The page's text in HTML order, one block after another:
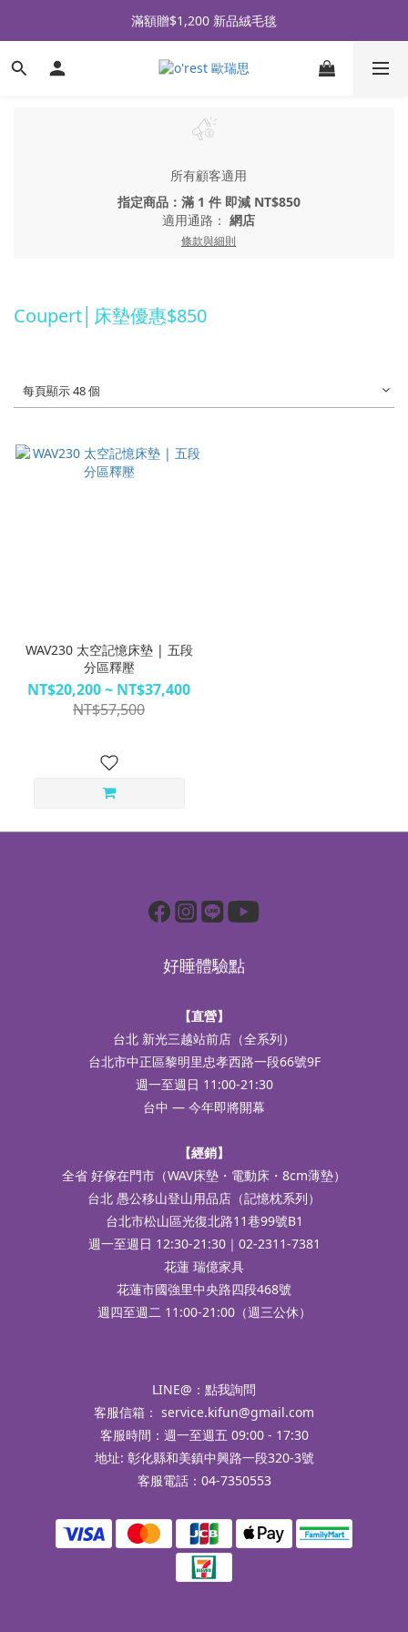
全品牌滿 $990免運｜會員買即贈〈 購物金 〉
滿額贈$1,200 新品絨毛毯
全品牌滿 $990免運｜會員買即贈〈 購物金 〉
所有顧客適用
指定商品：滿 1 件 即減 NT$850
適用通路： 網店
條款與細則
Coupert│床墊優惠$850
每頁顯示 48 個
WAV230 太空記憶床墊 | 五段
分區釋壓
NT$20,200 ~ NT$37,400
NT$57,500
好睡體驗點
【直營】
台北 新光三越站前店（全系列）
台北市中正區黎明里忠孝西路一段66號9F
週一至週日 11:00-21:30
台中 — 今年即將開幕
【經銷】
全省 好傢在門市（WAV床墊・電動床・8cm薄墊）
台北 愚公移山登山用品店（記憶枕系列）
台北市松山區光復北路11巷99號B1
週一至週日 12:30-21:30｜02-2311-7381
花蓮 瑞億家具
花蓮市國強里中央路四段468號
週四至週二 11:00-21:00（週三公休）
LINE@： 點我詢問
客服信箱： service.kifun@gmail.com
客服時間：週一至週五 09:00 - 17:30
地址: 彰化縣和美鎮中興路一段320-3號
客服電話：04-7350553